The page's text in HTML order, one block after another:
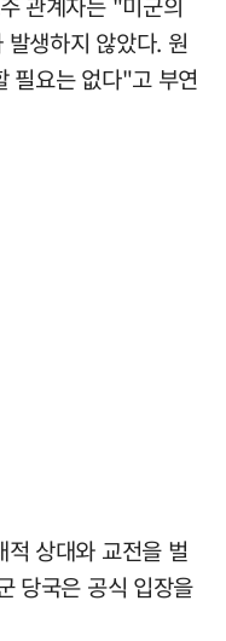
생하지 않았다. 원
필요는 없다"고 부연
상대와 교전을 벌
당국은 공식 입장을